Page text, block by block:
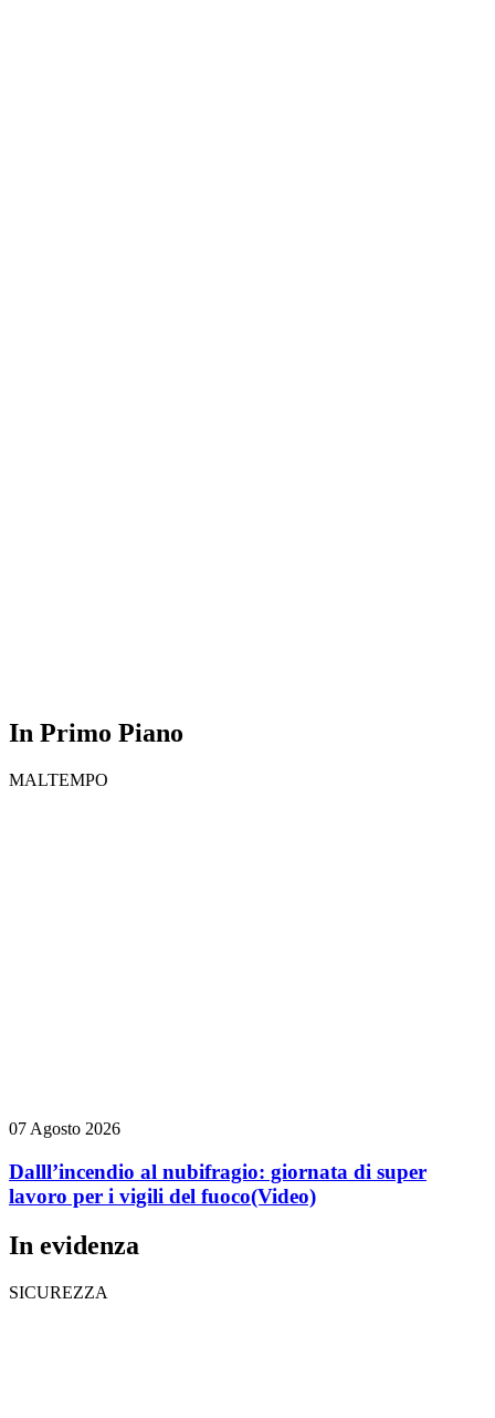
In Primo Piano
MALTEMPO
07 Agosto 2026
Dalll’incendio al nubifragio: giornata di super
lavoro per i vigili del fuoco(Video)
In evidenza
SICUREZZA